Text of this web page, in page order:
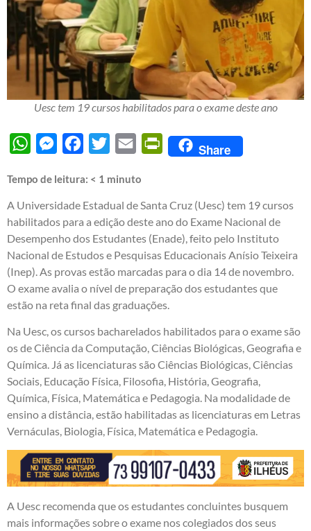
Uesc tem 19 cursos habilitados para o exame deste ano
WhatsAppMessengerFacebook
Twitter Email PrintFriendly
Share
Tempo de leitura: < 1 minuto
A Universidade Estadual de Santa Cruz (Uesc) tem 19 cursos
habilitados para a edição deste ano do Exame Nacional de
Desempenho dos Estudantes (Enade), feito pelo Instituto
Nacional de Estudos e Pesquisas Educacionais Anísio Teixeira
(Inep). As provas estão marcadas para o dia 14 de novembro.
O exame avalia o nível de preparação dos estudantes que
estão na reta final das graduações.
Na Uesc, os cursos bacharelados habilitados para o exame são
os de Ciência da Computação, Ciências Biológicas, Geografia e
Química. Já as licenciaturas são Ciências Biológicas, Ciências
Sociais, Educação Física, Filosofia, História, Geografia,
Química, Física, Matemática e Pedagogia. Na modalidade de
ensino a distância, estão habilitadas as licenciaturas em Letras
Vernáculas, Biologia, Física, Matemática e Pedagogia.
A Uesc recomenda que os estudantes concluintes busquem
mais informações sobre o exame nos colegiados dos seus